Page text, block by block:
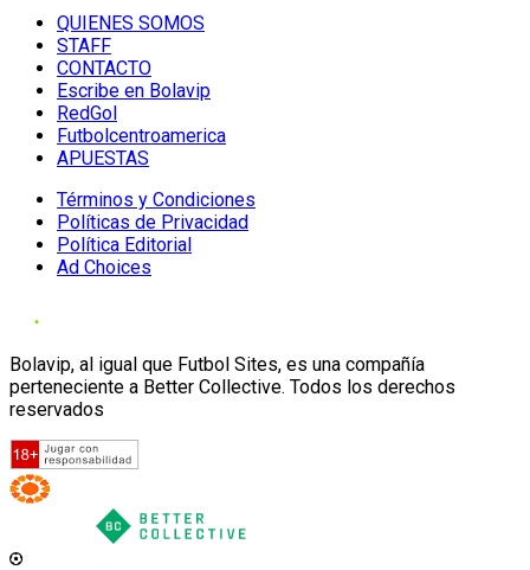
QUIENES SOMOS
STAFF
CONTACTO
Escribe en Bolavip
RedGol
Futbolcentroamerica
APUESTAS
Términos y Condiciones
Políticas de Privacidad
Política Editorial
Ad Choices
Bolavip, al igual que Futbol Sites, es una compañía
perteneciente a Better Collective. Todos los derechos
reservados